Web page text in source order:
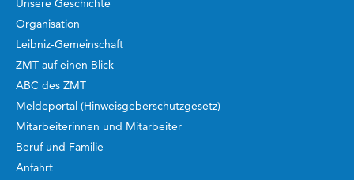
Unsere Geschichte
Organisation
Leibniz-Gemeinschaft
ZMT auf einen Blick
ABC des ZMT
Meldeportal (Hinweisgeberschutzgesetz)
Mitarbeiterinnen und Mitarbeiter
Beruf und Familie
Anfahrt